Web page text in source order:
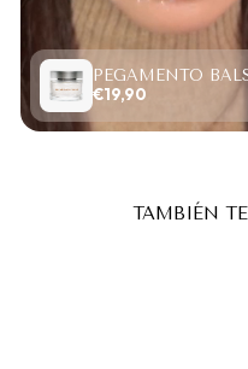
€19,90
TAMBIÉN